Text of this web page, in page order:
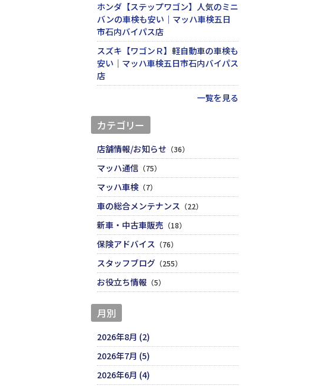
ホンダ【ステップワゴン】人気のミニ
バンの車検も安い｜マッハ車検五日
市石内バイパス店
スズキ【ワゴンＲ】軽自動車の車検も
安い｜マッハ車検五日市石内バイパス
店
一覧を見る
カテゴリー
店舗情報/お知らせ （36）
マッハ通信 （75）
マッハ車検（7）
車の総合メンテナンス （22）
新車・中古車販売 （18）
保険アドバイス （76）
スタッフブログ（255）
お役立ち情報 （5）
月別
2026年8月 (2)
2026年7月 (5)
2026年6月 (4)